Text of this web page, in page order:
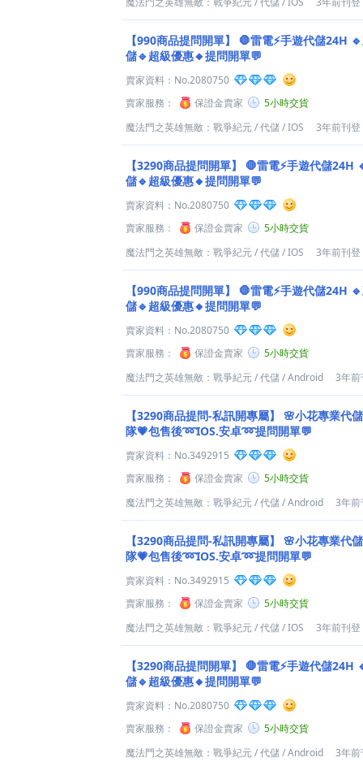
【990商品提問開單】
🛑雷電⚡️手遊代儲24H
儲🔹超級優惠🔸提問開單💬
賣家資料： No.2080750
賣家服務：
保證金賣家
5小時交貨
魔法門之英雄無敵：戰爭紀元/代儲/IOS 3年前刊登
【3290商品提問開單】
🛑雷電⚡️手遊代儲24H
儲🔹超級優惠🔸提問開單💬
賣家資料： No.2080750
賣家服務：
保證金賣家
5小時交貨
魔法門之英雄無敵：戰爭紀元/代儲/IOS 3年前刊登
【990商品提問開單】
🛑雷電⚡️手遊代儲24H
儲🔹超級優惠🔸提問開單💬
賣家資料： No.2080750
賣家服務：
保證金賣家
5小時交貨
魔法門之英雄無敵：戰爭紀元/代儲/Android 3年前
【3290商品提問-私訊開專屬】
🌸小花專業代
隊💗包售後➿IOS.安卓➿提問開單💬
賣家資料： No.3492915
賣家服務：
保證金賣家
5小時交貨
魔法門之英雄無敵：戰爭紀元/代儲/Android 3年前
【3290商品提問-私訊開專屬】
🌸小花專業代
隊💗包售後➿IOS.安卓➿提問開單💬
賣家資料： No.3492915
賣家服務：
保證金賣家
5小時交貨
魔法門之英雄無敵：戰爭紀元/代儲/IOS 3年前刊登
【3290商品提問開單】
🛑雷電⚡️手遊代儲24H
儲🔹超級優惠🔸提問開單💬
賣家資料： No.2080750
賣家服務：
保證金賣家
5小時交貨
魔法門之英雄無敵：戰爭紀元/代儲/Android 3年前